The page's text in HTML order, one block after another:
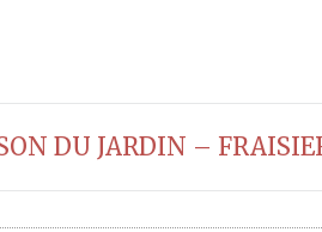
DU JARDIN –